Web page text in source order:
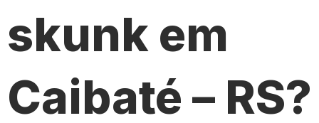
skunk em
Caibaté – RS?